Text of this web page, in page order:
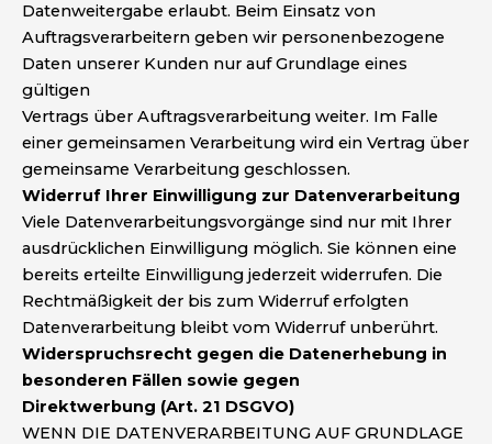
Datenweitergabe erlaubt. Beim Einsatz von
Auftragsverarbeitern geben wir personenbezogene
Daten unserer Kunden nur auf Grundlage eines
gültigen
Vertrags über Auftragsverarbeitung weiter. Im Falle
einer gemeinsamen Verarbeitung wird ein Vertrag über
gemeinsame Verarbeitung geschlossen.
Widerruf Ihrer Einwilligung zur Datenverarbeitung
Viele Datenverarbeitungsvorgänge sind nur mit Ihrer
ausdrücklichen Einwilligung möglich. Sie können eine
bereits erteilte Einwilligung jederzeit widerrufen. Die
Rechtmäßigkeit der bis zum Widerruf erfolgten
Datenverarbeitung bleibt vom Widerruf unberührt.
Widerspruchsrecht gegen die Datenerhebung in
besonderen Fällen sowie gegen
Direktwerbung (Art. 21 DSGVO)
WENN DIE DATENVERARBEITUNG AUF GRUNDLAGE